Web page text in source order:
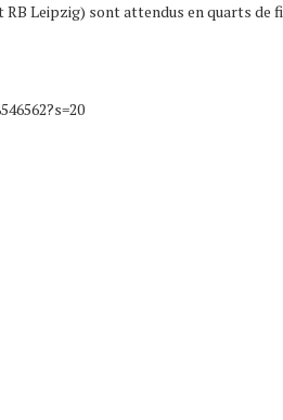
Leipzig) sont attendus en quarts de